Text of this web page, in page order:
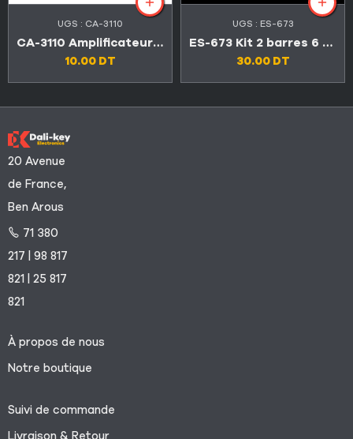
UGS : CA-3110
CA-3110 Amplificateur carte audio 2×15 W stéréo 8-24 V
10.00 DT
UGS : ES-673
ES-673 Kit 2 barres 6 LED TV CONDOR 32″ L32T4300
30.00 DT
20 Avenue
de France,
Ben Arous
71 380
217 | 98 817
821 | 25 817
821
À propos de nous
Notre boutique
Suivi de commande